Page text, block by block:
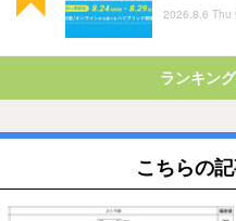
2026.8.6 Thu
ランキン
こちらの